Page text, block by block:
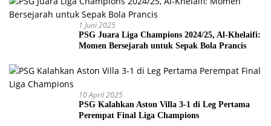
1 Juni 2025
PSG Juara Liga Champions 2024/25, Al-Khelaifi:
Momen Bersejarah untuk Sepak Bola Prancis
10 April 2025
PSG Kalahkan Aston Villa 3-1 di Leg Pertama
Perempat Final Liga Champions